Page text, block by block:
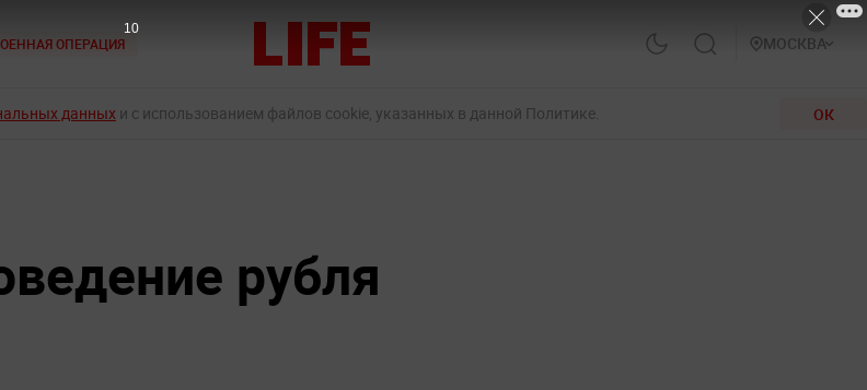
ОПЕРАЦИЯ МОСКВА
данных и с использованием файлов cookie, указанных в данной Политике. ОК
рубля
9